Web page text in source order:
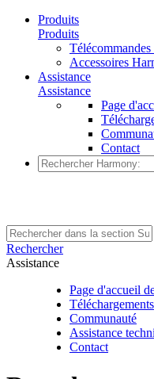
Produits
Produits
Accessoires
Assistance
Assistance
Page
Contact
Rechercher
Assistance
Page d'accueil
Téléchargements
Communauté
Assistance
Contact